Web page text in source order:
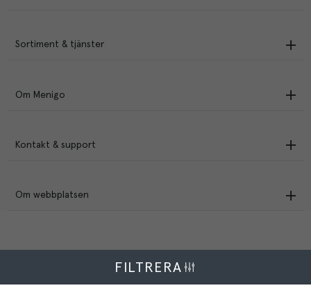
FILTRERA
Sortiment & tjänster
Om Menigo
Kontakt & support
Om webbplatsen
Menigo Foodservice AB